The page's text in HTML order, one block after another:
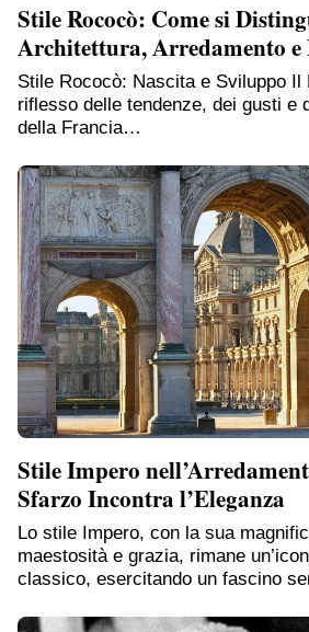
Stile Rococò: Come si
Architettura, Arredamento
Stile Rococò: Nascita e Sviluppo Il
riflesso delle tendenze, dei gusti e
della Francia…
Stile Impero
Sfarzo Incontra l’Eleganza
Lo stile Impero, con la sua
maestosità e grazia, rimane
classico, esercitando un fascino